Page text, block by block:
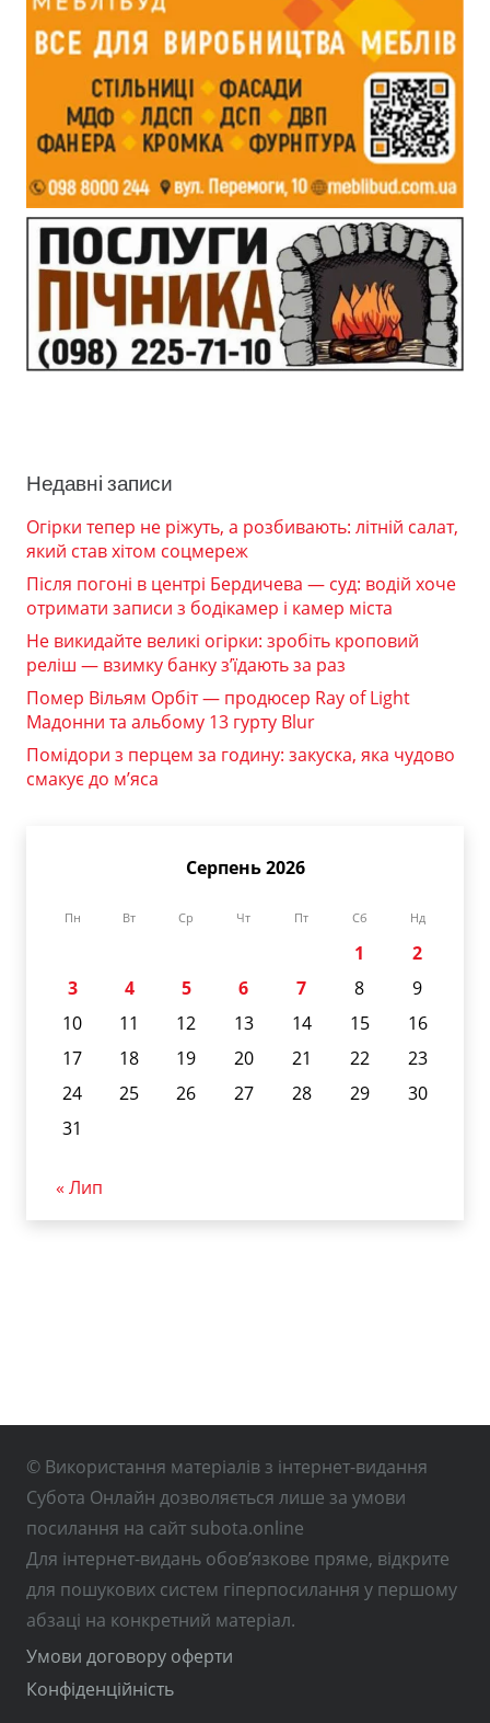
Недавні записи
Огірки тепер не ріжуть, а розбивають: літній салат,
який став хітом соцмереж
Після погоні в центрі Бердичева — суд: водій хоче
отримати записи з бодікамер і камер міста
Не викидайте великі огірки: зробіть кроповий
реліш — взимку банку з’їдають за раз
Помер Вільям Орбіт — продюсер Ray of Light
Мадонни та альбому 13 гурту Blur
Помідори з перцем за годину: закуска, яка чудово
смакує до м’яса
Серпень 2026
Пн Вт Ср Чт Пт Сб Нд
1
2
3
4 5 6 7 8
9
10
11 12 13 14 15
16
17
18 19 20 21 22
23
24
25 26 27 28 29
30
31
« Лип
© Використання матеріалів з інтернет-видання
Субота Онлайн дозволяється лише за умови
посилання на сайт subota.online
Для інтернет-видань обов’язкове пряме, відкрите
для пошукових систем гіперпосилання у першому
абзаці на конкретний матеріал.
Умови договору оферти
Конфіденційність